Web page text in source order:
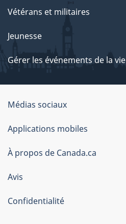
Vétérans et militaires
Jeunesse
Gérer les événements de la vie
Organisation
du
gouvernement
du
Canada
Médias sociaux
Applications mobiles
À propos de Canada.ca
Avis
Confidentialité